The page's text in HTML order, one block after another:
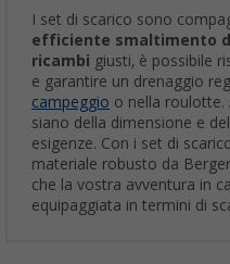
I set di scarico sono
efficiente smaltimento
ricambi giusti, è possibile
e garantire un drenaggio
campeggio o nella roulotte.
siano della dimensione e
esigenze. Con i set di
materiale robusto da
che la vostra avventura in
equipaggiata in termini di